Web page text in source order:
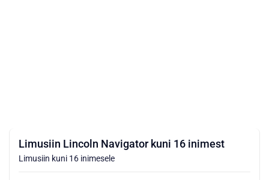
Limusiin Lincoln Navigator kuni 16 inimest
Limusiin kuni 16 inimesele